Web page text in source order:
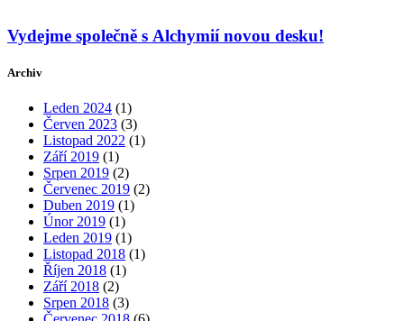
Vydejme společně s Alchymií novou desku!
Archiv
Leden 2024 (1)
Červen 2023 (3)
Listopad 2022 (1)
Září 2019 (1)
Srpen 2019 (2)
Červenec 2019 (2)
Duben 2019 (1)
Únor 2019 (1)
Leden 2019 (1)
Listopad 2018 (1)
Říjen 2018 (1)
Září 2018 (2)
Srpen 2018 (3)